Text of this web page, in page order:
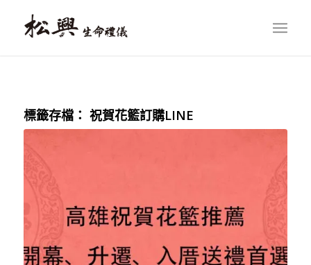
標籤存檔： 祝賀花籃訂購LINE